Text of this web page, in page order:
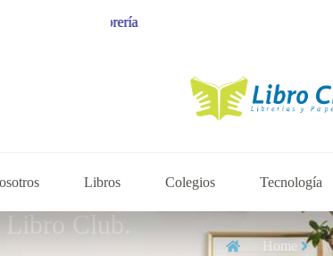
Libros Colegios Tecnología
Libro Club.
Home